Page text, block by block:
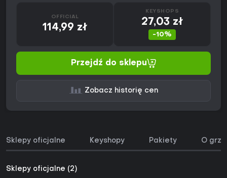
OFFICIAL
114,99 zł
KEYSHOPS
27,03 zł
-10%
Przejdź do sklepu
Zobacz historię cen
Sklepy oficjalne Keyshopy Pakiety O grze
Sklepy oficjalne (2)